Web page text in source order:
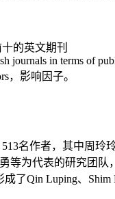
的英文期刊
journals in terms of
，影响因子。
名作者，其中周
等为代表的研究团队
了Qin Luping、Shim